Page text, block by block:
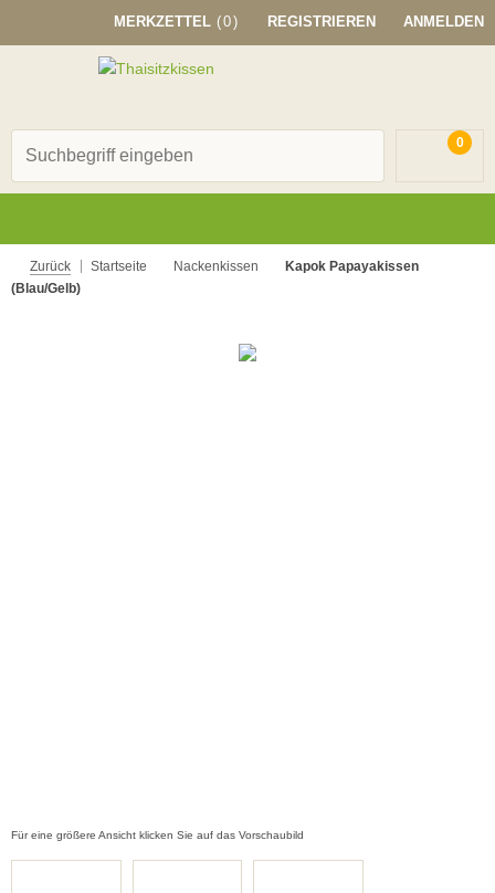
MERKZETTEL (0) REGISTRIEREN ANMELDEN
0
Zurück Startseite Nackenkissen
Kapok Papayakissen
(Blau/Gelb)
Für eine größere Ansicht klicken Sie auf das Vorschaubild